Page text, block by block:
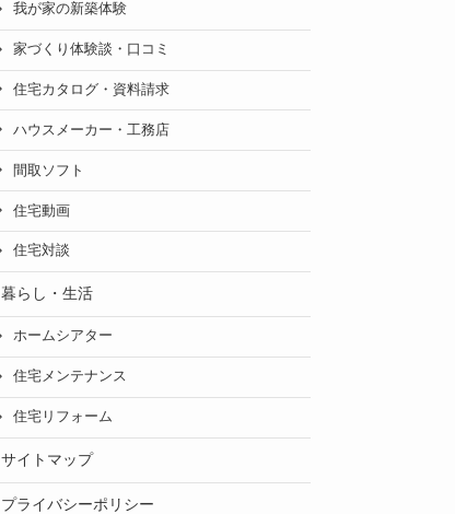
我が家の新築体験
家づくり体験談・口コミ
住宅カタログ・資料請求
ハウスメーカー・工務店
間取ソフト
住宅動画
住宅対談
暮らし・生活
ホームシアター
住宅メンテナンス
住宅リフォーム
サイトマップ
プライバシーポリシー